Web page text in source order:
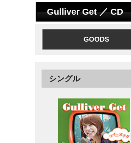
Gulliver Get ／ CD
GOODS
シングル